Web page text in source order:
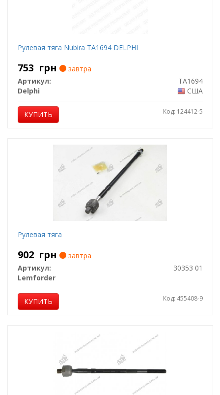
Рулевая тяга Nubira TA1694 DELPHI
753 грн
завтра
Артикул:
TA1694
Delphi
США
КУПИТЬ Код: 124412-5
Рулевая тяга
902 грн
завтра
Артикул:
30353 01
Lemforder
КУПИТЬ Код: 455408-9